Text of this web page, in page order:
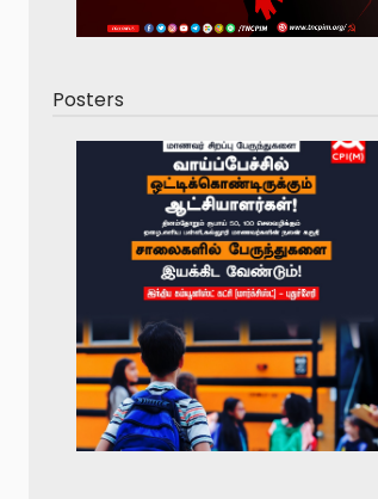
Posters